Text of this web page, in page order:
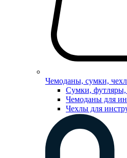
Чемоданы, сумки,
Сумки, футляры,
Чемоданы для
Чехлы для